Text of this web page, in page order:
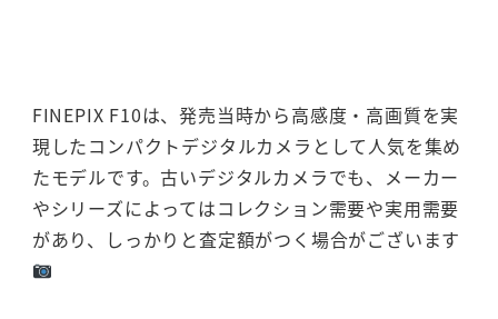
FINEPIX F10は、発売当時から高感度・高画質を実
現したコンパクトデジタルカメラとして人気を集め
たモデルです。古いデジタルカメラでも、メーカー
やシリーズによってはコレクション需要や実用需要
があり、しっかりと査定額がつく場合がございます